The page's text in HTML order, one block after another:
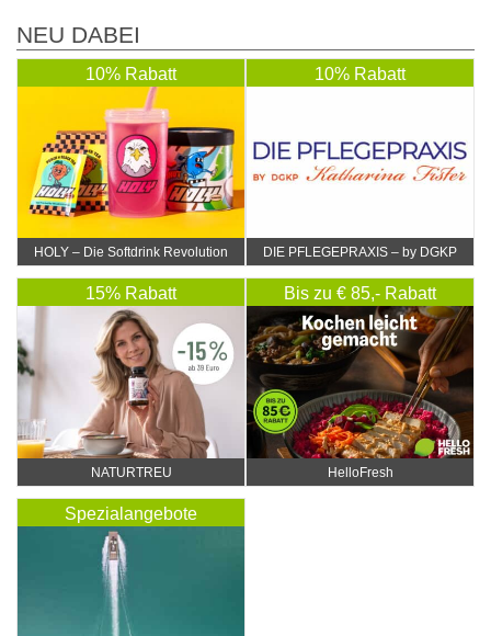
NEU DABEI
10% Rabatt
HOLY – Die Softdrink Revolution
10% Rabatt
DIE PFLEGEPRAXIS – by DGKP
15% Rabatt
NATURTREU
Bis zu € 85,- Rabatt
HelloFresh
Spezialangebote